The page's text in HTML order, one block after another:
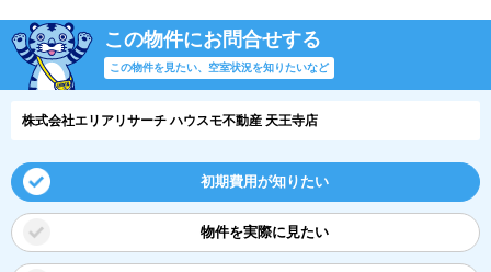
この物件にお問合せする
この物件を見たい、空室状況を知りたいなど
株式会社エリアリサーチ ハウスモ不動産 天王寺店
初期費用が知りたい
物件を実際に見たい